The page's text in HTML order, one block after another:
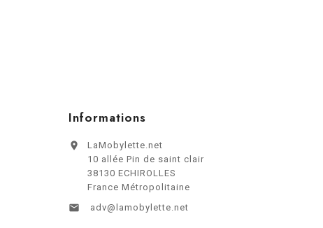
Informations

LaMobylette.net
10 allée Pin de saint clair
38130 ECHIROLLES
France Métropolitaine
 adv@lamobylette.net